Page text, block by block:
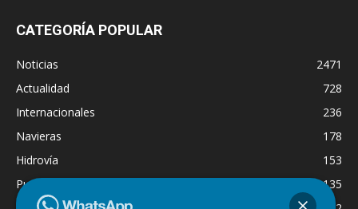
CATEGORÍA POPULAR
Noticias
2471
Actualidad
728
Internacionales
236
Navieras
178
Hidrovía
153
Puertos
135